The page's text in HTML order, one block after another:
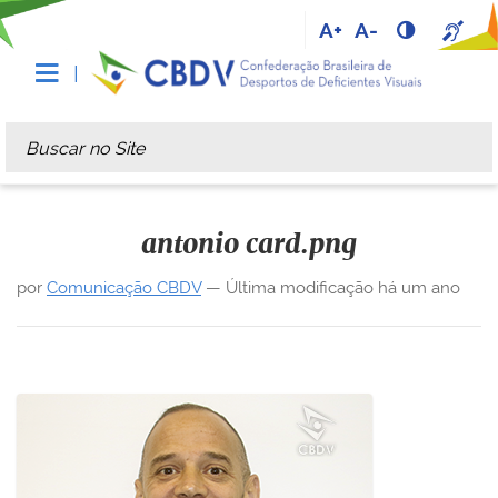
A+ A-
Busca
Busca Avançada…
antonio card.png
por Comunicação CBDV— Última modificação há um ano